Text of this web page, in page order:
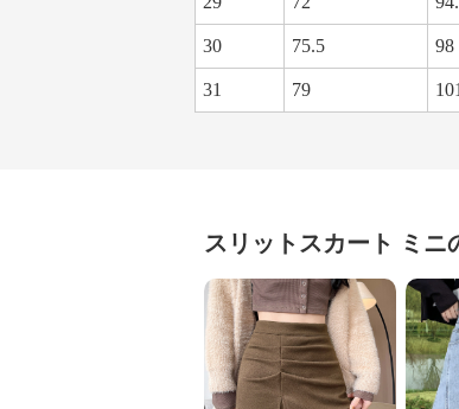
30 75.5 98
31 79
スリットスカート ミニ